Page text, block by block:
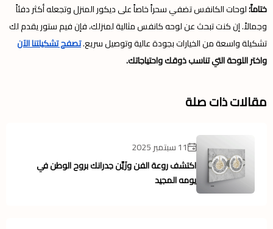
ختاماً؛لوحات الكانفس تضفي سحراً خاصاً على ديكور المنزل وتجعله أكثر دفئاً
وجمالاً. إن كنت تبحث عن لوحه كانفس مثالية لمنزلك، فإن فيم ستور يقدم لك
تشكيلة واسعة من الخيارات بجودة عالية وتوصيل سريع.تصفح تشكيلتنا الآن
واختر اللوحة التي تناسب ذوقك واحتياجاتك.
مقالات ذات صلة
11 سبتمبر 2025
اكتشف روعة الفن وزَيِّن جدرانك بروح الوطن في
يومه المجيد